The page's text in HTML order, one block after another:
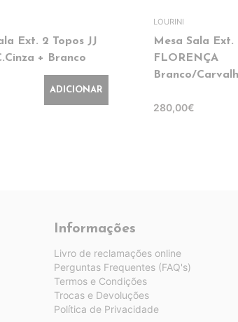
Ext. 2 Topos JJ
+ Branco
ADICIONAR
LOURINI
Mesa Sala Ext.
FLORENÇA
Branco/
280,00€
Informações
Livro de reclamações online
Perguntas Frequentes (FAQ's)
Termos e Condições
Trocas e Devoluções
Política de Privacidade